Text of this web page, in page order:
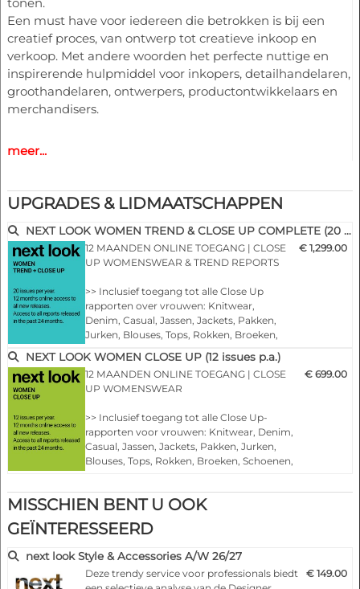
Een must have voor iedereen die betrokken is bij een
creatief proces, van ontwerp tot creatieve inkoop en
verkoop. Met andere woorden het perfecte nuttige en
inspirerende hulpmiddel voor inkopers, detailhandelaren,
groothandelaren, ontwerpers, productontwikkelaars en
merchandisers.
Highlights
- Meer dan 400 geselecteerde foto's
- Verfijnde en diepgaande analyses van de belangrijkste
modeshows wereldwijd
- Gedetailleerde weergaven van de hoogtepunten
- Gegroepeerd op thema's en trends
- Snitten, stoffen, kleuren en meer
A/W 25/26
meer...
UPGRADES & LIDMAATSCHAPPEN
NEXT LOOK WOMEN TREND & CLOSE UP COMPLETE (20 issues p.a.)
12 MAANDEN ONLINE TOEGANG | CLOSE
UP WOMENSWEAR & TREND REPORTS
>> Inclusief toegang tot alle Close Up
rapporten over vrouwen: Knitwear,
Denim, Casual, Jassen, Jackets, Pakken,
Jurken, Blouses, Tops, Rokken, Broeken,
>> Inclusief toegang tot alle
trendrapporten over vrouwen: Styles &
Accessoires, womenswear trend en colour
>> Alle nieuwe edities van de komende 12
maanden
>> Inclusief toegang tot de laatst…
€ 1,299.00
NEXT LOOK WOMEN CLOSE UP (12 issues p.a.)
12 MAANDEN ONLINE TOEGANG | CLOSE
UP WOMENSWEAR
>> Inclusief toegang tot alle Close Up-
rapporten voor vrouwen: Knitwear, Denim,
Casual, Jassen, Jackets, Pakken, Jurken,
Blouses, Tops, Rokken, Broeken, Schoenen,
>> Alle nieuwe edities van de komende 12
maanden
maanden verschenen edities!
>> Download tot 15 volledige PDF
nummers naar keuze
>> Bekijk alle verslagen van de 12 maanden
€ 699.00
MISSCHIEN BENT U OOK
GEÏNTERESSEERD
next look Style & Accessories A/W 26/27
Deze trendy service voor professionals biedt
€ 149.00